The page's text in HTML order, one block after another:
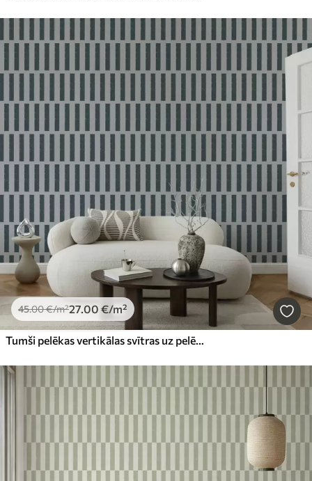
45.00€/m²27.00 €/m²
Tumši pelēkas vertikālas svītras uz pelēka fona